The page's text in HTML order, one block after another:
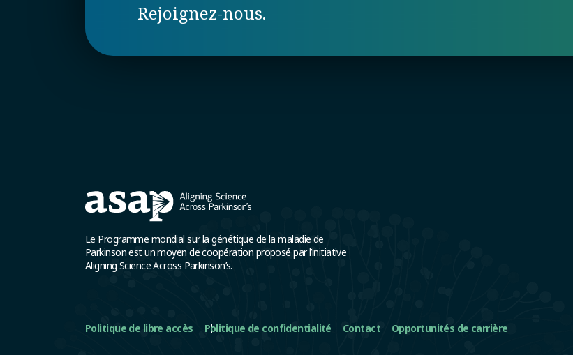
Rejoignez-nous.
Le Programme mondial sur la génétique de la maladie de
Parkinson est un moyen de coopération proposé par l’initiative
Aligning Science Across Parkinson’s.
Politique de libre accès Politique de confidentialité Contact Opportunités de carrière